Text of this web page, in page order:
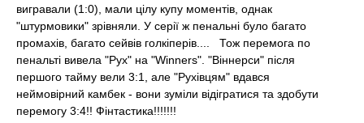
вигравали (1:0), мали цілу купу моментів, однак
"штурмовики" зрівняли. У серії ж пенальні було багато
промахів, багато сейвів голкіперів.... Тож перемога по
пенальті вивела "Рух" на "Winners". "Віннерси" після
першого тайму вели 3:1, але "Рухівцям" вдався
неймовірний камбек - вони зуміли відігратися та здобути
перемогу 3:4!! Фінтастика!!!!!!!